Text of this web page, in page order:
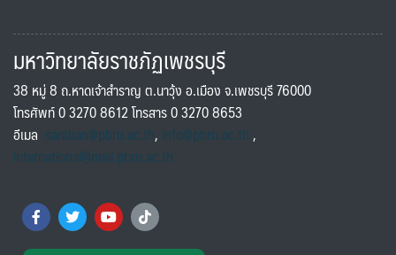
มหาวิทยาลัยราชภัฏเพชรบุรี
38 หมู่ 8 ถ.หาดเจ้าสำราญ ต.นาวุ้ง อ.เมือง จ.เพชรบุรี 76000
โทรศัพท์ 0 3270 8612 โทรสาร 0 3270 8653
อีเมล saraban@pbru.ac.th, info@pbru.ac.th,
international@mail.pbru.ac.th